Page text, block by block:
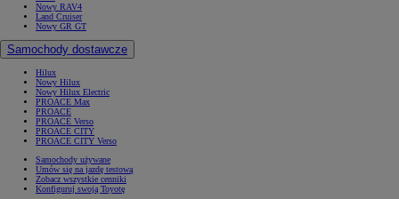
Nowy RAV4
Land Cruiser
Nowy GR GT
Samochody dostawcze
Hilux
Nowy Hilux
Nowy Hilux Electric
PROACE Max
PROACE
PROACE Verso
PROACE CITY
PROACE CITY Verso
Samochody używane
Umów się na jazdę testową
Zobacz wszystkie cenniki
Konfiguruj swoją Toyotę